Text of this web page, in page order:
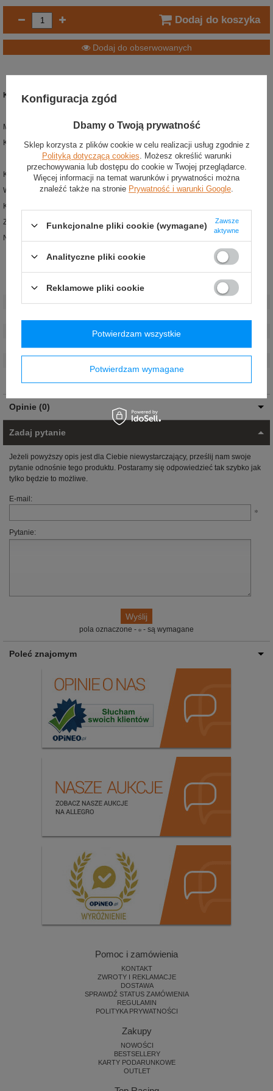
Dodaj do koszyka
Dodaj do obserwowanych
Koszulka t-shirt męska Hashtag Senna
Materiał: bawełna
180 g/m²
Kolor: żółty
Koszulka t-shirt męska z najnowszej kolekcji Ayrtona Senny
Wykonany z wysokiej jakości bawełny o gramaturze180 g/m²
Klasyczny krój
Z przodu duży napis #SENNA
Na plecach nadruk z numerem 12
Stan:
Nowy
Płeć:
Męskie
Żółty
Grupa wiekowa:
Dorośli
Ayrton Senna Collection
Opinie (0)
Zadaj pytanie
Jeżeli powyższy opis jest dla Ciebie niewystarczający, prześlij nam swoje
pytanie odnośnie tego produktu. Postaramy się odpowiedzieć tak szybko jak
tylko będzie to możliwe.
E-mail:
Pytanie:
pola oznaczone - - są wymagane
Poleć znajomym
Pomoc i zamówienia
KONTAKT
ZWROTY I REKLAMACJE
DOSTAWA
SPRAWDŹ STATUS ZAMÓWIENIA
REGULAMIN
POLITYKA PRYWATNOŚCI
Zakupy
NOWOŚCI
BESTSELLERY
KARTY PODARUNKOWE
OUTLET
Konfiguracja zgód
Dbamy o Twoją prywatność
Sklep korzysta z plików cookie w celu realizacji usług zgodnie z
Polityką dotyczącą cookies . Możesz określić warunki
przechowywania lub dostępu do cookie w Twojej przeglądarce.
Więcej informacji na temat warunków i prywatności można
znaleźć także na stronie Prywatność i warunki Google
Funkcjonalne pliki cookie (wymagane)
Zawsze
aktywne
Analityczne pliki cookie
Reklamowe pliki cookie
Potwierdzam wymagane
Potwierdzam wszystkie